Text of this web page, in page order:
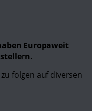
Europaweit
folgen auf diversen